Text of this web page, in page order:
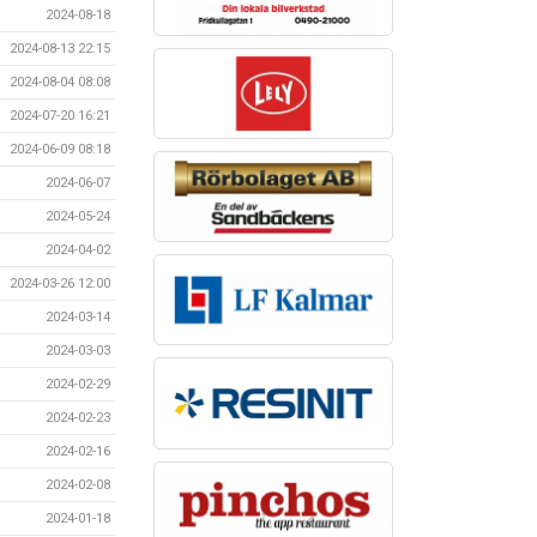
2024-08-18
2024-08-13 22:15
2024-08-04 08:08
2024-07-20 16:21
2024-06-09 08:18
2024-06-07
2024-05-24
2024-04-02
2024-03-26 12:00
2024-03-14
2024-03-03
2024-02-29
2024-02-23
2024-02-16
2024-02-08
2024-01-18